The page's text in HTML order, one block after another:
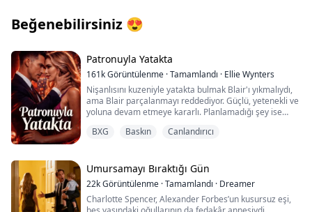
Beğenebilirsiniz 😍
Patronuyla Yatakta
161kGörüntülenme ·Tamamlandı · Ellie Wynters
Nişanlısını kuzeniyle yatakta bulmak Blair'ı yıkmalıydı,
ama Blair parçalanmayı reddediyor. Güçlü, yetenekli ve
yoluna devam etmeye kararlı. Planlamadığı şey ise
tehlikeli derecede çekici patronu Roman ile yatakta
Ama gün ışığında uzaklaşmak o kadar kolay değil.
Roman, istediğini elde etmeye kararlı bir adamdır -
özellikle de daha fazlasını istediğine karar verdiğinde.
Blair'ı sadece bir gece için istemiyor. Onu tamamen
BXG Baskın Canlandırıcı
Umursamayı Bıraktığı Gün
22kGörüntülenme ·Tamamlandı · Dreamer
Charlotte Spencer, Alexander Forbes’un kusursuz eşi,